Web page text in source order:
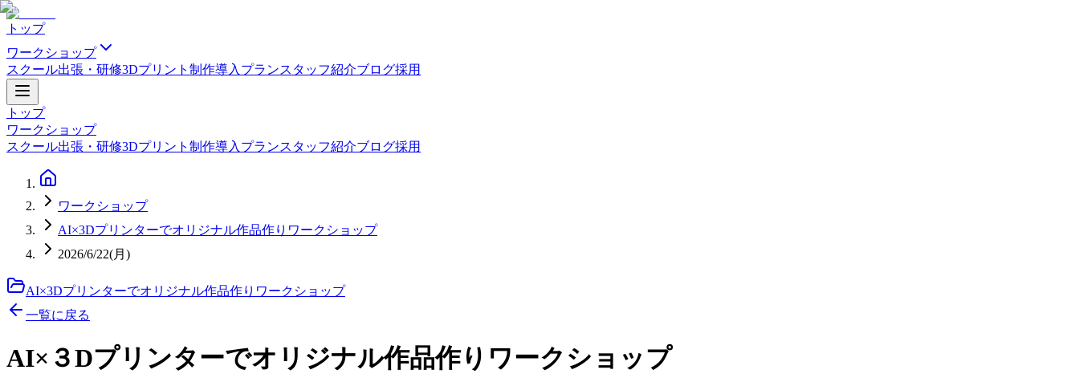
トップ
ワークショップ
スクール出張・研修3Dプリント制作導入プランスタッフ紹介ブログ採用
トップ
ワークショップ
スクール出張・研修3Dプリント制作導入プランスタッフ紹介ブログ採用
ワークショップ
AI×3Dプリンターでオリジナル作品作りワークショップ
2026/6/22(月)
AI×3Dプリンターでオリジナル作品作りワークショップ
一覧に戻る
AI×３Dプリンターでオリジナル作品作りワークショップ